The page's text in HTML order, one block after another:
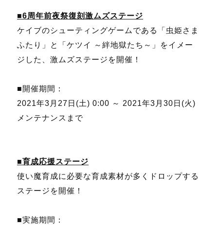
■6周年前夜祭復刻激ムズステージ
ケイブのシューティングゲームである「虫姫さま
ふたり」と「ケツイ ～絆地獄たち～」をイメー
ジした、激ムズステージを開催！
■開催期間：
2021年3月27日(土) 0:00 ～ 2021年3月30日(火)
メンテナンスまで
■育成応援ステージ
使い魔育成に必要な育成素材が多くドロップする
ステージを開催！
■実施期間：